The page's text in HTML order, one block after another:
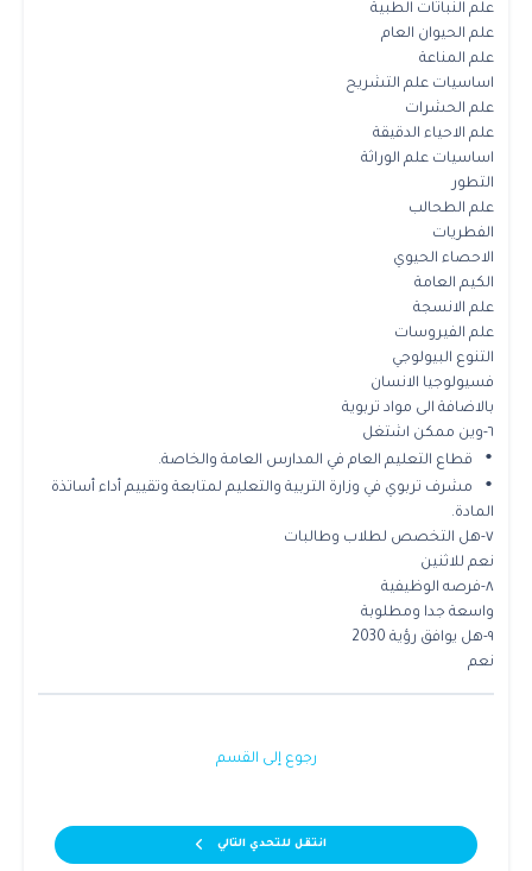
علم النباتات الطبية
علم الحيوان العام
علم المناعة
اساسيات علم التشريح
علم الحشرات
علم الاحياء الدقيقة
اساسيات علم الوراثة
التطور
علم الطحالب
الفطريات
الاحصاء الحيوي
الكيم العامة
علم الانسجة
علم الفيروسات
التنوع البيولوجي
فسيولوجيا الانسان
بالاضافة الى مواد تربوية
٦-وين ممكن اشتغل
• قطاع التعليم العام في المدارس العامة والخاصة.
•
مشرف تربوي في وزارة التربية والتعليم لمتابعة وتقييم أداء أساتذة
المادة.
٧-هل التخصص لطلاب وطالبات
نعم للاثنين
٨-فرصه الوظيفية
واسعة جدا ومطلوبة
٩-هل يوافق رؤية 2030
نعم
رجوع إلى القسم
انتقل للتحدي التالي